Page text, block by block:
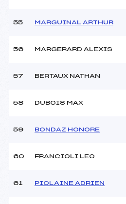
55 MARGUINAL ARTHUR
56 MARGERARD ALEXIS
57 BERTAUX NATHAN
58 DUBOIS MAX
59 BONDAZ HONORE
60 FRANCIOLI LEO
61 PIOLAINE ADRIEN